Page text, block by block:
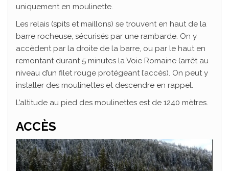
uniquement en moulinette.
Les relais (spits et maillons) se trouvent en haut de la
barre rocheuse, sécurisés par une rambarde. On y
accèdent par la droite de la barre, ou par le haut en
remontant durant 5 minutes la Voie Romaine (arrêt au
niveau d’un filet rouge protégeant l’accès). On peut y
installer des moulinettes et descendre en rappel.
L’altitude au pied des moulinettes est de 1240 mètres.
ACCÈS